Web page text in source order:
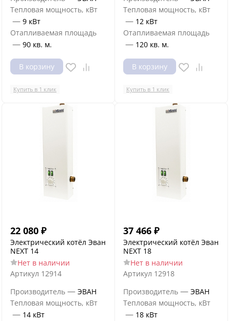
Тепловая мощность, кВт
— 9 кВт
Отапливаемая площадь
— 90 кв. м.
В корзину
Купить в 1 клик
Тепловая мощность, кВт
— 12 кВт
Отапливаемая площадь
— 120 кв. м.
В корзину
Купить в 1 клик
22 080 ₽
Электрический котёл Эван
NEXT 14
Нет в наличии
Артикул 12914
Производитель — ЭВАН
Тепловая мощность, кВт
— 14 кВт
37 466 ₽
Электрический котёл Эван
NEXT 18
Нет в наличии
Артикул 12918
Производитель — ЭВАН
Тепловая мощность, кВт
— 18 кВт